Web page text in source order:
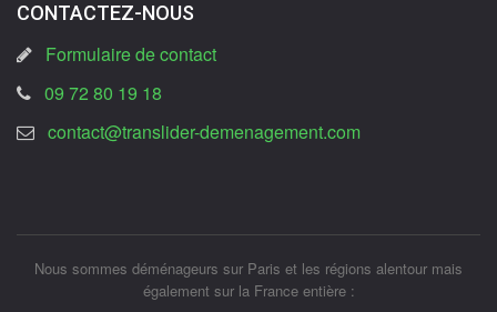
CONTACTEZ-NOUS
Formulaire de contact
09 72 80 19 18
contact@translider-demenagement.com
Nous sommes déménageurs sur Paris et les régions alentour mais
également sur la France entière :